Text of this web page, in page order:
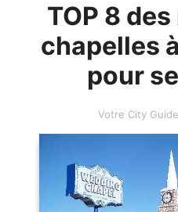
TOP 8
chapelles
pour
Votre City